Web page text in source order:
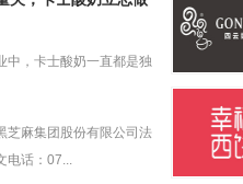
中，卡士酸奶一直都是独
奶盖贡茶
芝麻集团股份有限公司法
电话：07...